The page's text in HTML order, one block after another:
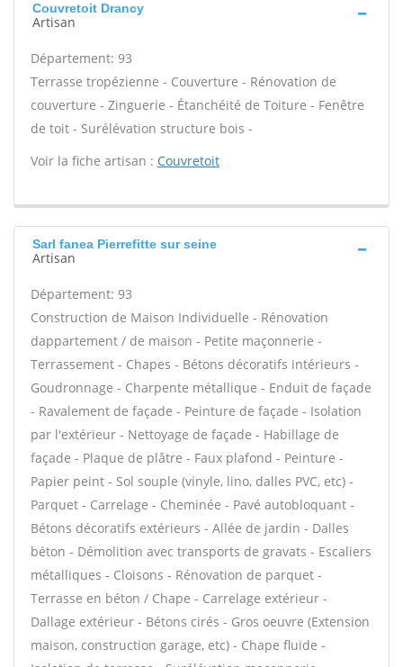
Couvretoit Drancy
Artisan
Département: 93
Terrasse tropézienne - Couverture - Rénovation de
couverture - Zinguerie - Étanchéité de Toiture - Fenêtre
de toit - Surélévation structure bois -
Voir la fiche artisan : Couvretoit
Sarl fanea Pierrefitte sur seine
Artisan
Département: 93
Construction de Maison Individuelle - Rénovation
dappartement / de maison - Petite maçonnerie -
Terrassement - Chapes - Bétons décoratifs intérieurs -
Goudronnage - Charpente métallique - Enduit de façade
- Ravalement de façade - Peinture de façade - Isolation
par l'extérieur - Nettoyage de façade - Habillage de
façade - Plaque de plâtre - Faux plafond - Peinture -
Papier peint - Sol souple (vinyle, lino, dalles PVC, etc) -
Parquet - Carrelage - Cheminée - Pavé autobloquant -
Bétons décoratifs extérieurs - Allée de jardin - Dalles
béton - Démolition avec transports de gravats - Escaliers
métalliques - Cloisons - Rénovation de parquet -
Terrasse en béton / Chape - Carrelage extérieur -
Dallage extérieur - Bétons cirés - Gros oeuvre (Extension
maison, construction garage, etc) - Chape fluide -